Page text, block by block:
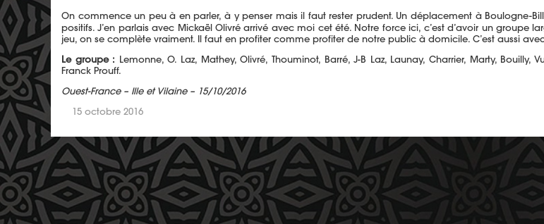
On commence un peu à en parler, à y penser mais il faut rester prudent. Un déplacement à Boulogne-
positifs. J’en parlais avec Mickaël Olivré arrivé avec moi cet été. Notre force ici, c’est d’avoir un
jeu, on se complète vraiment. Il faut en profiter comme profiter de notre public à domicile. C’est aussi
Le groupe : Lemonne, O. Laz, Mathey, Olivré, Thouminot, Barré, J-B Laz, Launay, Charrier, Marty, Bouilly,
Franck Prouff.
Ouest-France – Ille et Vilaine – 15/10/2016
15 octobre 2016